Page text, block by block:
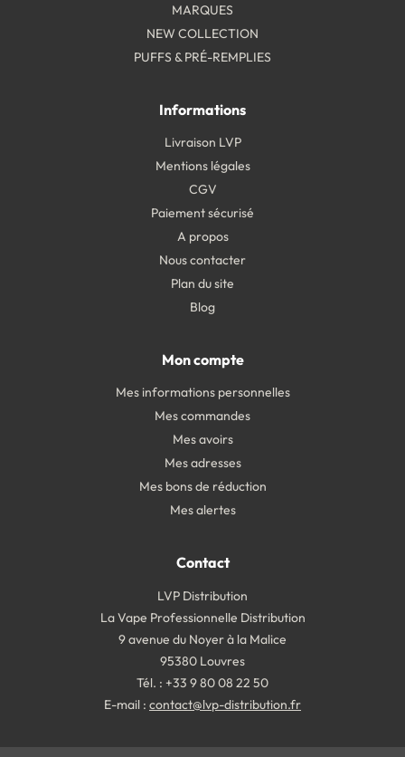
MARQUES
NEW COLLECTION
PUFFS & PRÉ-REMPLIES
Informations
Livraison LVP
Mentions légales
CGV
Paiement sécurisé
A propos
Nous contacter
Plan du site
Blog
Mon compte
Mes informations personnelles
Mes commandes
Mes avoirs
Mes adresses
Mes bons de réduction
Mes alertes
Contact
LVP Distribution
La Vape Professionnelle Distribution
9 avenue du Noyer à la Malice
95380 Louvres
Tél. : +33 9 80 08 22 50
E-mail : contact@lvp-distribution.fr